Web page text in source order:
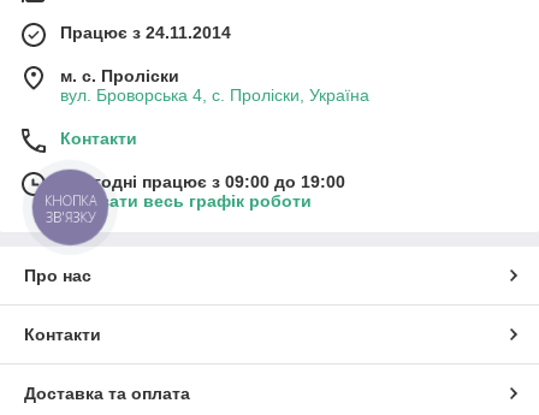
Працює з 24.11.2014
м. с. Проліски
вул. Броворська 4, с. Проліски, Україна
Контакти
Сьогодні працює з 09:00 до 19:00
Показати весь графік роботи
Про нас
Контакти
Доставка та оплата
КНОПКА
ЗВ'ЯЗКУ